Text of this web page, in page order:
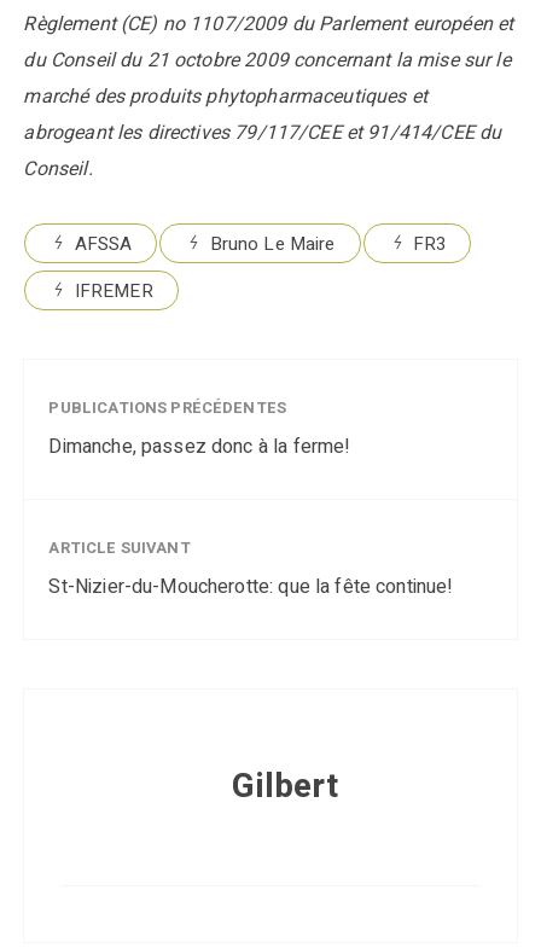
Règlement (CE) no 1107/2009 du Parlement européen et
du Conseil du 21 octobre 2009 concernant la mise sur le
marché des produits phytopharmaceutiques et
abrogeant les directives 79/117/CEE et 91/414/CEE du
Conseil.
AFSSA Bruno Le Maire
FR3
IFREMER
PUBLICATIONS PRÉCÉDENTES
Dimanche, passez donc à la ferme!
ARTICLE SUIVANT
St-Nizier-du-Moucherotte: que la fête continue!
Gilbert